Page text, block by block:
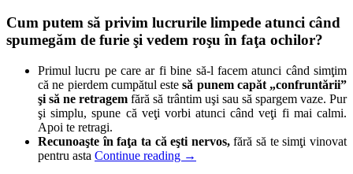
Cum putem să privim lucrurile limpede atunci când
spumegăm de furie şi vedem roşu în faţa ochilor?
Primul lucru pe care ar fi bine să-l facem atunci când simţim
că ne pierdem cumpătul estesă punem capăt „confruntării”
şi să ne retragem fără să trântim uşi sau să spargem vaze. Pur
şi simplu, spune că veţi vorbi atunci când veţi fi mai calmi.
Apoi te retragi.
Recunoaşte în faţa ta că eşti nervos,fără să te simţi vinovat
pentru asta Continue reading →